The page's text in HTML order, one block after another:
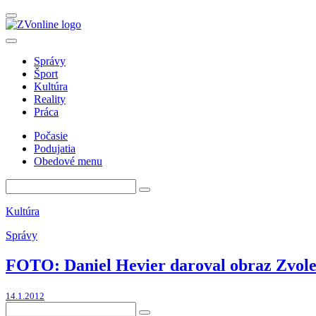
Správy
Šport
Kultúra
Reality
Práca
Počasie
Podujatia
Obedové menu
Kultúra
Správy
FOTO: Daniel Hevier daroval obraz
14.1.2012